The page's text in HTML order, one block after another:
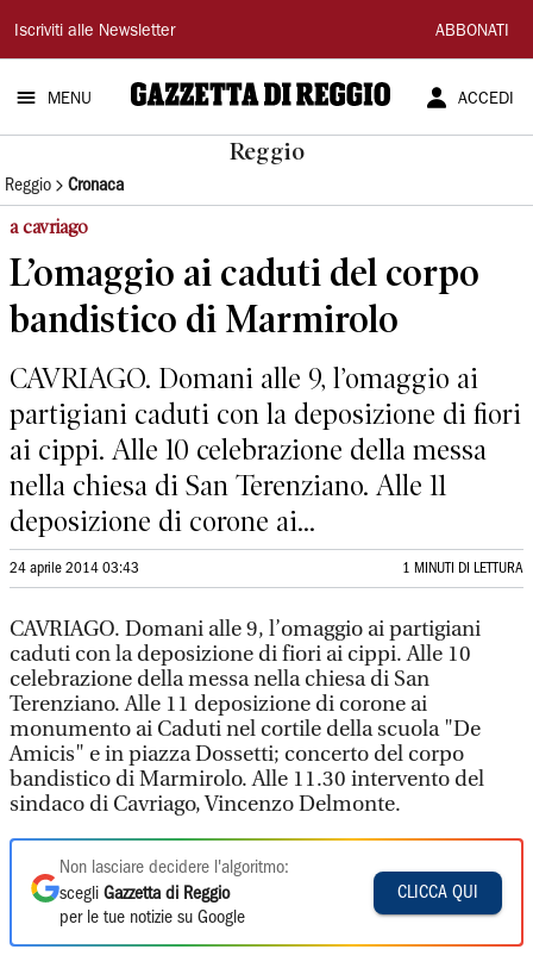
Gazzetta
di
Reggio
Iscriviti alle Newsletter ABBONATI
MENU ACCEDI
Reggio
Reggio Cronaca
a cavriago
L’omaggio ai caduti del corpo
bandistico di Marmirolo
CAVRIAGO. Domani alle 9, l’omaggio ai
partigiani caduti con la deposizione di fiori
ai cippi. Alle 10 celebrazione della messa
nella chiesa di San Terenziano. Alle 11
deposizione di corone ai...
24 aprile 2014 03:43 1 MINUTI DI LETTURA
CAVRIAGO. Domani alle 9, l’omaggio ai partigiani
caduti con la deposizione di fiori ai cippi. Alle 10
celebrazione della messa nella chiesa di San
Terenziano. Alle 11 deposizione di corone ai
monumento ai Caduti nel cortile della scuola "De
Amicis" e in piazza Dossetti; concerto del corpo
bandistico di Marmirolo. Alle 11.30 intervento del
sindaco di Cavriago, Vincenzo Delmonte.
Non lasciare decidere l'algoritmo:
scegli Gazzetta di Reggio
per le tue notizie su Google
CLICCA QUI